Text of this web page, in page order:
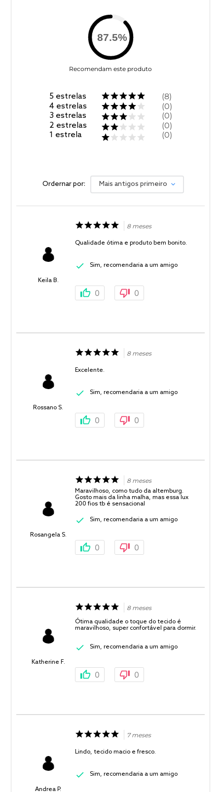
87.5%
Recomendam este produto
5 estrelas
4 estrelas
3 estrelas
2 estrelas
1 estrela
8
0
0
0
0
Ordernar por: Mais antigos primeiro
Keila B.
8 meses
Qualidade ótima e produto bem bonito.
Sim, recomendaria a um amigo
0 0
Rossano S.
8 meses
Excelente.
Sim, recomendaria a um amigo
0 0
Rosangela S.
8 meses
Maravilhoso, como tudo da altemburg.
Gosto mais da linha malha, mas essa lux
200 fios tb é sensacional
Sim, recomendaria a um amigo
0 0
Katherine F.
8 meses
Ótima qualidade o toque do tecido é
maravilhoso, super confortável para dormir.
Sim, recomendaria a um amigo
0 0
Andrea P.
7 meses
Lindo, tecido macio e fresco.
Sim, recomendaria a um amigo